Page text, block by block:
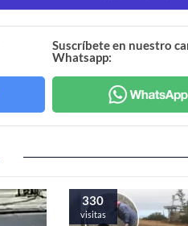
Suscríbete en nuestro
Whatsapp:
330
visitas